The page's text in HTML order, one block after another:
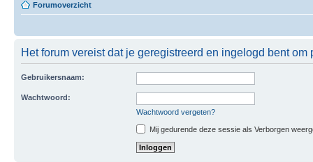
Forumoverzicht
Het forum vereist dat je geregistreerd en ingelogd bent om
Gebruikersnaam:
Wachtwoord:
Wachtwoord vergeten?
Mij gedurende deze sessie als Verborgen